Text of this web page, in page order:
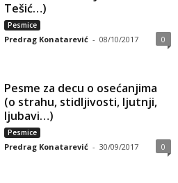
Tešić…)
Pesmice
Predrag Konatarević - 08/10/2017 0
Pesme za decu o osećanjima
(o strahu, stidljivosti, ljutnji,
ljubavi…)
Pesmice
Predrag Konatarević - 30/09/2017 0